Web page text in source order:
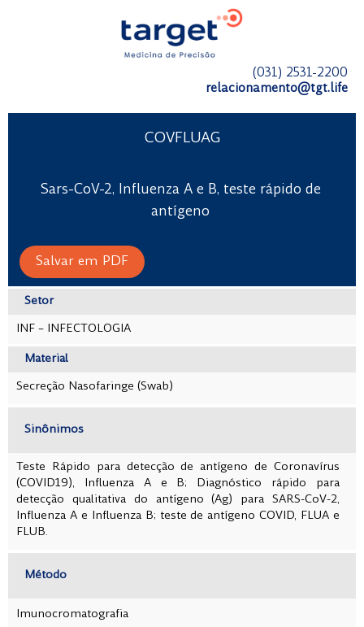
(031) 2531-2200
relacionamento@tgt.life
COVFLUAG
Sars-CoV-2, Influenza A e B, teste rápido de
antígeno
Salvar em PDF
Setor
INF – INFECTOLOGIA
Material
Secreção Nasofaringe (Swab)
Sinônimos
Teste Rápido para detecção de antígeno de Coronavírus
(COVID19), Influenza A e B; Diagnóstico rápido para
detecção qualitativa do antígeno (Ag) para SARS-CoV-2,
Influenza A e Influenza B; teste de antígeno COVID, FLUA e
FLUB.
Método
Imunocromatografia